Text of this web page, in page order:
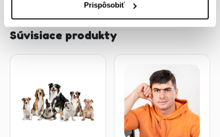
Prispôsobiť
Súvisiace produkty